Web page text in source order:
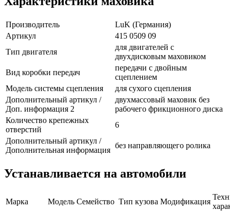
Производитель
LuK (Германия)
Артикул
415 0509 09
Тип двигателя
для двигателей с
двухдисковым маховиком
Вид коробки передач
передачи с двойным
сцеплением
Модель системы сцепления
для сухого сцепления
Дополнительный артикул /
Доп. информация 2
двухмассовый маховик без
рабочего фрикционного диска
Количество крепежных
отверстий
6
Дополнительный артикул /
Дополнительная информация
без направляющего ролика
Устанавливается на автомобили
Марка Модель Семейство Тип кузова Модификация